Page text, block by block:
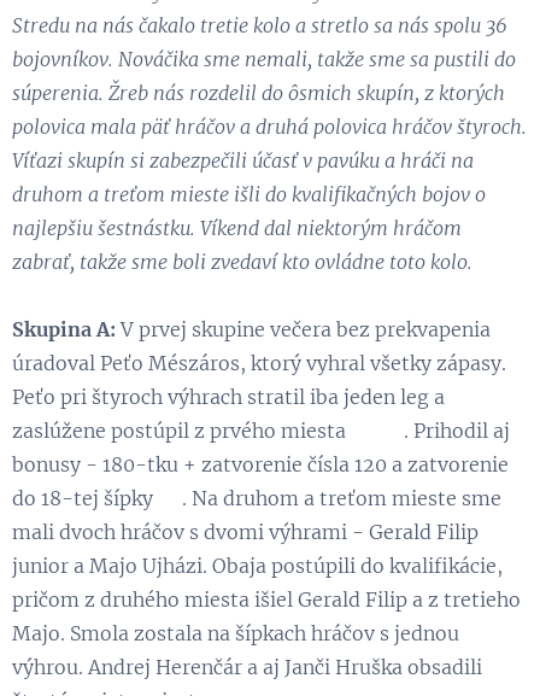
Stredu na nás čakalo tretie kolo a stretlo sa nás spolu 36
bojovníkov. Nováčika sme nemali, takže sme sa pustili do
súperenia. Žreb nás rozdelil do ôsmich skupín, z ktorých
polovica mala päť hráčov a druhá polovica hráčov štyroch.
Víťazi skupín si zabezpečili účasť v pavúku a hráči na
druhom a treťom mieste išli do kvalifikačných bojov o
najlepšiu šestnástku. Víkend dal niektorým hráčom
zabrať, takže sme boli zvedaví kto ovládne toto kolo.
Skupina A: V prvej skupine večera bez prekvapenia
úradoval Peťo Mészáros, ktorý vyhral všetky zápasy.
Peťo pri štyroch výhrach stratil iba jeden leg a
zaslúžene postúpil z prvého miesta 😃 👏. Prihodil aj
bonusy - 180-tku + zatvorenie čísla 120 a zatvorenie
do 18-tej šípky 💪. Na druhom a treťom mieste sme
mali dvoch hráčov s dvomi výhrami - Gerald Filip
junior a Majo Ujházi. Obaja postúpili do kvalifikácie,
pričom z druhého miesta išiel Gerald Filip a z tretieho
Majo. Smola zostala na šípkach hráčov s jednou
výhrou. Andrej Herenčár a aj Janči Hruška obsadili